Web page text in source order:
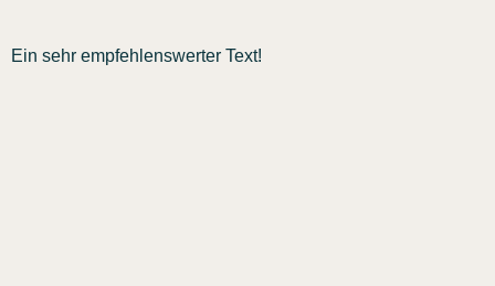
Ein sehr empfehlenswerter Text!